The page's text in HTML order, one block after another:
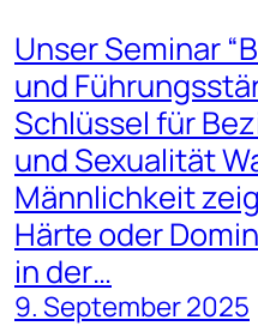
Unser Seminar
und
Schlüssel für
und Sexualität
Männlichkeit
Härte oder
in der…
9. September 2025